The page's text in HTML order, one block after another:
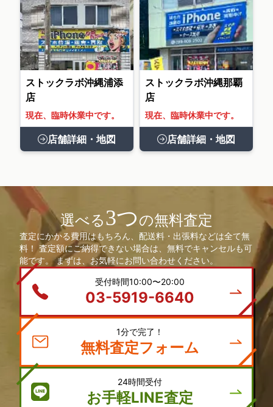
ストックラボ沖縄浦添
店
現在、臨時休業中です。
店舗詳細・地図
ストックラボ沖縄那覇
店
現在、臨時休業中です。
店舗詳細・地図
選べる3つの無料査定
査定にかかる費用はもちろん、配送料・出張料などは全て無
料！ 査定額にご納得できない場合は、無料でキャンセルも可
能です。 まずは、お気軽にお問い合わせください。
受付時間10:00〜20:00
03-5919-6640
1分で完了！
無料査定フォーム
24時間受付
お手軽LINE査定